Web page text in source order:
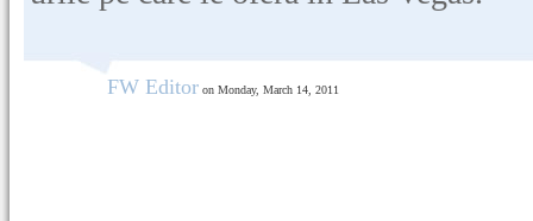
FW Editor on Monday, March 14, 2011